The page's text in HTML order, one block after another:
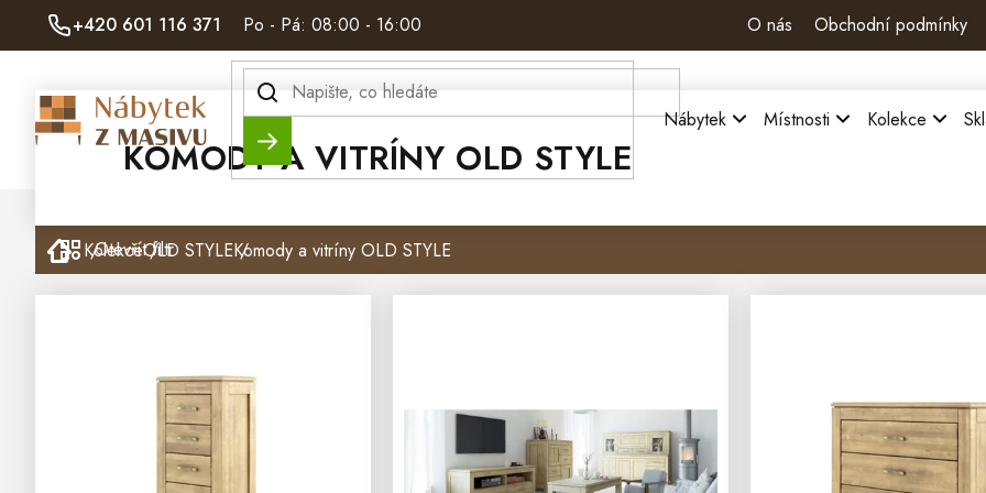
+420 601 116 371 Po - Pá: 08:00 - 16:00 O nás Obchodní podmínky
Hledat Nábytek Místnosti Kolekce
DomůKolekceOLD STYLEKomody a vitríny OLD STYLE
KOMODY A VITRÍNY OLD STYLE
Otevřít filtr
V